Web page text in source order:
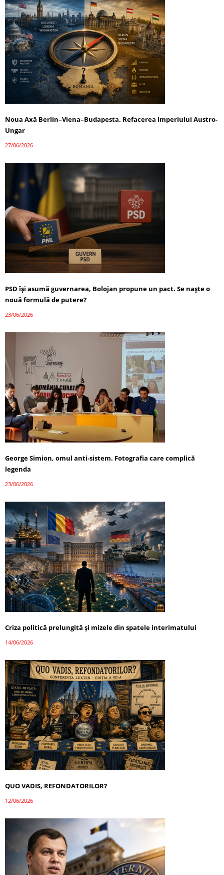
Noua Axă Berlin–Viena–Budapesta. Refacerea Imperiului Austro-
Ungar
27/06/2026
PSD își asumă guvernarea, Bolojan propune un pact. Se naște o
nouă formulă de putere?
23/06/2026
George Simion, omul anti-sistem. Fotografia care complică
legenda
23/06/2026
Criza politică prelungită și mizele din spatele interimatului
14/06/2026
QUO VADIS, REFONDATORILOR?
12/06/2026